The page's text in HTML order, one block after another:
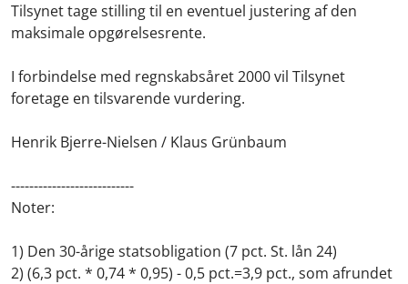
Tilsynet tage stilling til en eventuel justering af den
maksimale opgørelsesrente.
I forbindelse med regnskabsåret 2000 vil Tilsynet
foretage en tilsvarende vurdering.
Henrik Bjerre-Nielsen / Klaus Grünbaum
---------------------------
Noter:
1) Den 30-årige statsobligation (7 pct. St. lån 24)
2) (6,3 pct. * 0,74 * 0,95) - 0,5 pct.=3,9 pct., som afrundet